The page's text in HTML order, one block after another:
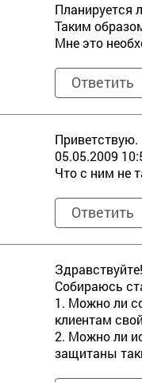
Планируется
Таким
Мне это
Ответить
05.05.2009
Что с ним не
Ответить
Здравствуйте!
Собираюсь
1. Можно ли
клиентам
2. Можно ли
защитаны